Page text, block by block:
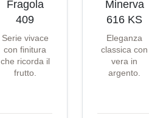
Fragola
409
Serie vivace
con finitura
che ricorda il
frutto.
Minerva
616 KS
Eleganza
classica con
vera in
argento.